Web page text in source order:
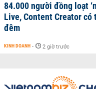
84.000 người đồng loạt
Live, Content Creator
đêm
KINH DOANH - 2 giờ trước